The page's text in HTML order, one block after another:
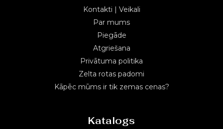
Kontakti | Veikali
Par mums
Piegāde
Atgriešana
Privātuma politika
Zelta rotas padomi
Kāpēc mūms ir tik zemas cenas?
Katalogs